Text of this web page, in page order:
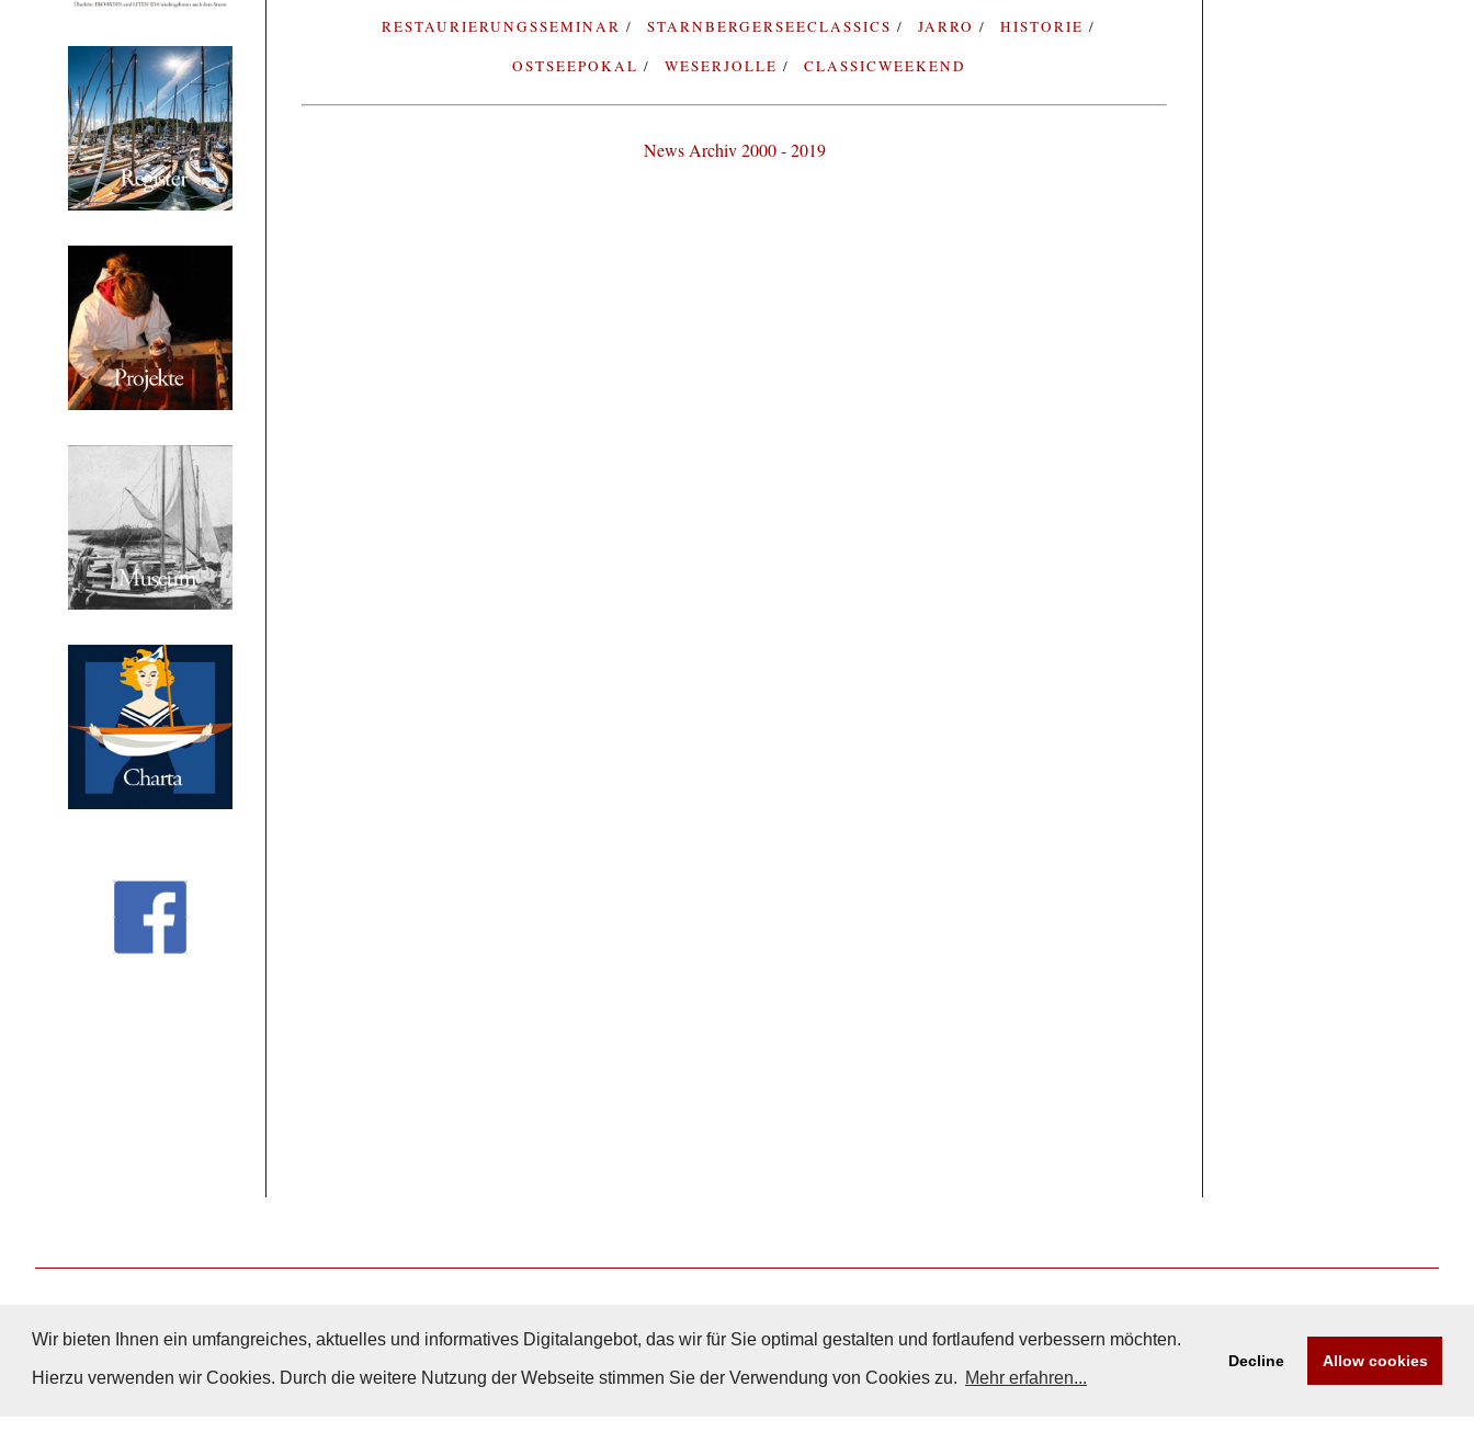
Wir bieten Ihnen ein umfangreiches, aktuelles und informatives Digitalangebot, das wir für Sie optimal gestalten und fortlaufend verbessern möchten.
Hierzu verwenden wir Cookies. Durch die weitere Nutzung der Webseite stimmen Sie der Verwendung von Cookies zu. Mehr erfahren...
Decline Allow cookies
RESTAURIERUNGSSEMINAR
STARNBERGERSEECLASSICS JARRO
HISTORIE
OSTSEEPOKAL
WESERJOLLE CLASSICWEEKEND
News Archiv 2000 - 2019
Nach Oben